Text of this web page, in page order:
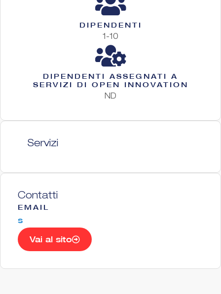
DIPENDENTI
1-10
DIPENDENTI ASSEGNATI A
SERVIZI DI OPEN INNOVATION
ND
Servizi
Contatti
EMAIL
s
Vai al sito